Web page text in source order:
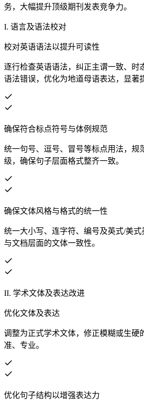
务，大幅提升顶级期刊发表竞争力。
I. 语言及语法校对
校对英语语法以提升可读性
逐行检查英语语法，纠正主谓一致、时
语法错误，优化为地道母语表达，显著
确保符合标点符号与体例规范
统一句号、逗号、冒号等标点用法，规
级，确保句子层面格式整齐一致。
确保文体风格与格式的统一性
统一大小写、连字符、编号及英式/美
与文档层面的文体一致性。
II. 学术文体及表达改进
优化文体及表达
调整为正式学术文体，修正模糊或生硬
准、专业。
优化句子结构以增强表达力